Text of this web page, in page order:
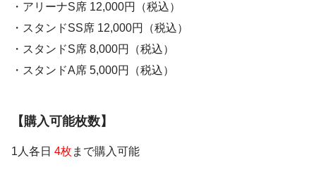
・アリーナS席 12,000円（税込）
・スタンドSS席 12,000円（税込）
・スタンドS席 8,000円（税込）
・スタンドA席 5,000円（税込）
【購入可能枚数】
1人各日 4枚 まで購入可能